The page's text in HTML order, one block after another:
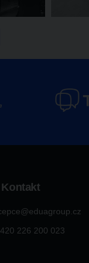
Kontakt
226 200 023